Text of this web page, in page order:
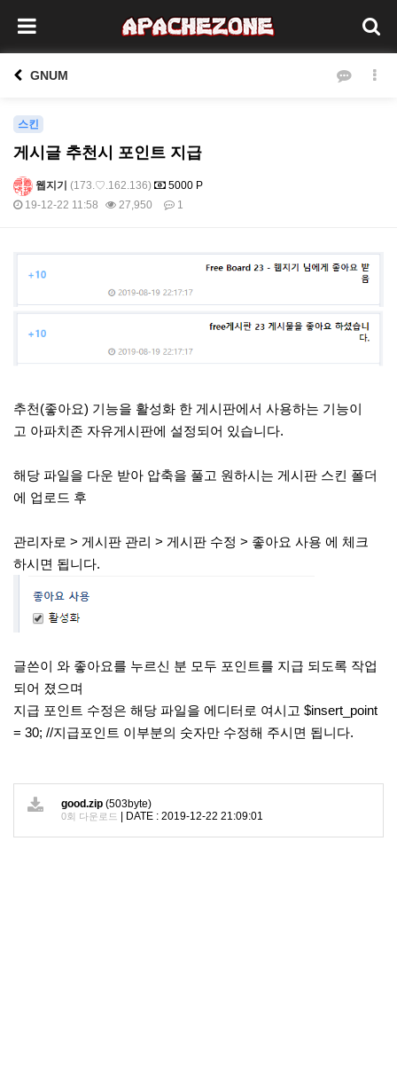
GNUM
스킨
게시글 추천시 포인트 지급
웹지기 (173.♡.162.136)
5000 P
19-12-22 11:58
27,950 1
추천(좋아요) 기능을 활성화 한 게시판에서 사용하는 기능이
고 아파치존 자유게시판에 설정되어 있습니다.
해당 파일을 다운 받아 압축을 풀고 원하시는 게시판 스킨 폴더
에 업로드 후
관리자로 > 게시판 관리 > 게시판 수정 > 좋아요 사용 에 체크
하시면 됩니다.
글쓴이 와 좋아요를 누르신 분 모두 포인트를 지급 되도록 작업
되어 졌으며
지급 포인트 수정은 해당 파일을 에디터로 여시고 $insert_point
= 30; //지급포인트 이부분의 숫자만 수정해 주시면 됩니다.
good.zip (503byte)
0회 다운로드 DATE : 2019-12-22 21:09:01